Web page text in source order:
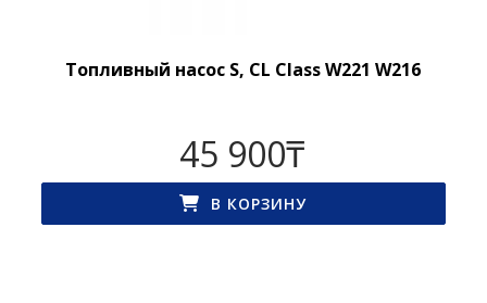
Топливный насос S, CL Class W221 W216
45 900₸
В КОРЗИНУ